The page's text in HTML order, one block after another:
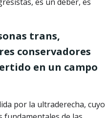
trans,
conservadores
en un campo
por la ultraderecha, cuyo